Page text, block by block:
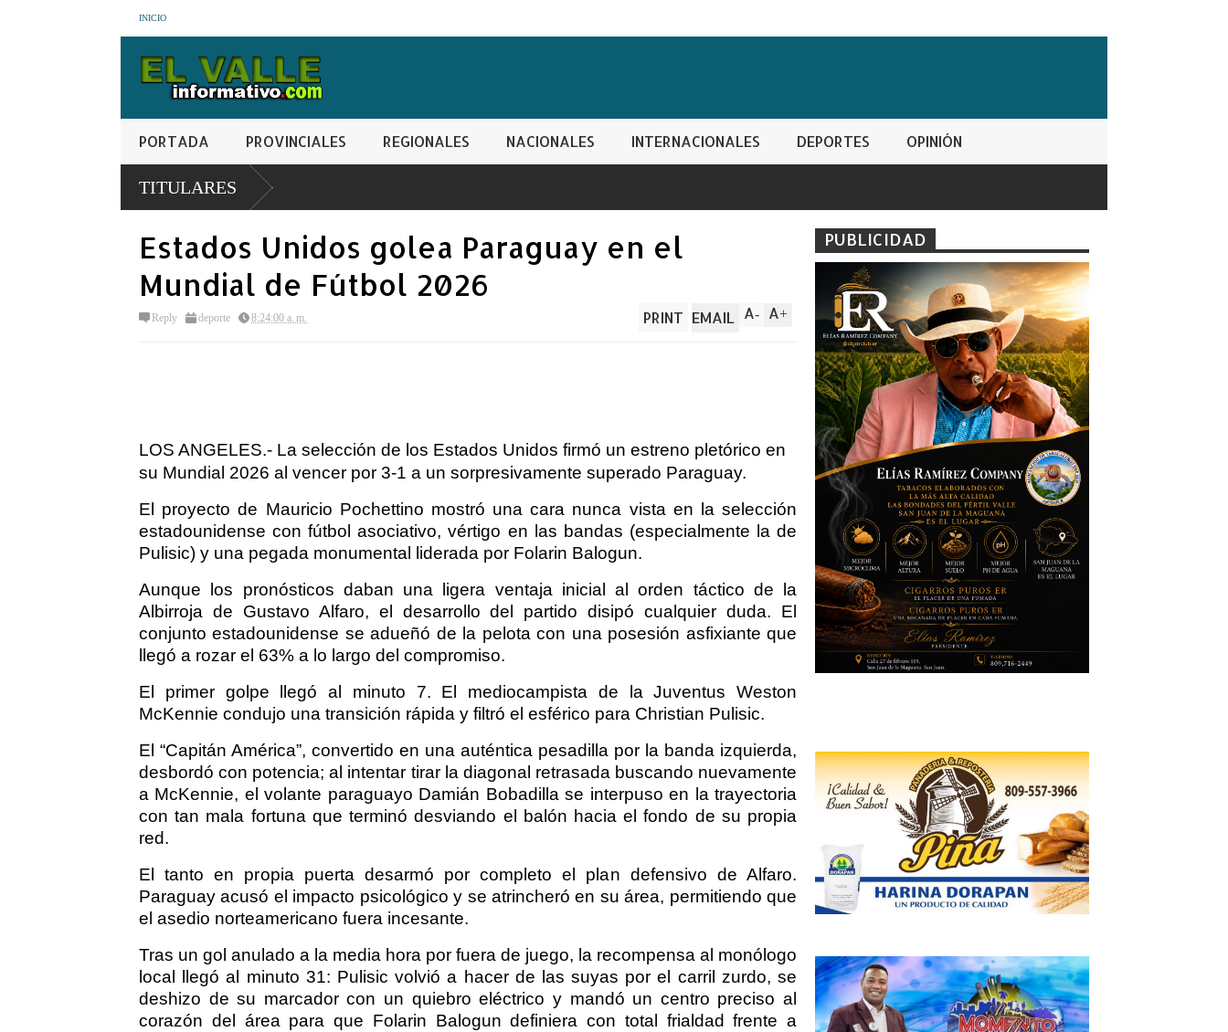
INICIO
PORTADA PROVINCIALES REGIONALES NACIONALES INTERNACIONALES DEPORTES OPINIÓN
TITULARES
Estados Unidos golea Paraguay en el
Mundial de Fútbol 2026
Reply deporte 8:24:00 a. m. A+
A-
PRINT EMAIL
LOS ANGELES.- La selección de los Estados Unidos firmó un estreno pletórico en
su Mundial 2026 al vencer por 3-1 a un sorpresivamente superado Paraguay.
El proyecto de Mauricio Pochettino mostró una cara nunca vista en la selección
estadounidense con fútbol asociativo, vértigo en las bandas (especialmente la de
Pulisic) y una pegada monumental liderada por Folarin Balogun.
Aunque los pronósticos daban una ligera ventaja inicial al orden táctico de la
Albirroja de Gustavo Alfaro, el desarrollo del partido disipó cualquier duda. El
conjunto estadounidense se adueñó de la pelota con una posesión asfixiante que
llegó a rozar el 63% a lo largo del compromiso.
El primer golpe llegó al minuto 7. El mediocampista de la Juventus Weston
McKennie condujo una transición rápida y filtró el esférico para Christian Pulisic.
El “Capitán América”, convertido en una auténtica pesadilla por la banda izquierda,
desbordó con potencia; al intentar tirar la diagonal retrasada buscando nuevamente
a McKennie, el volante paraguayo Damián Bobadilla se interpuso en la trayectoria
con tan mala fortuna que terminó desviando el balón hacia el fondo de su propia
red.
El tanto en propia puerta desarmó por completo el plan defensivo de Alfaro.
Paraguay acusó el impacto psicológico y se atrincheró en su área, permitiendo que
el asedio norteamericano fuera incesante.
Tras un gol anulado a la media hora por fuera de juego, la recompensa al monólogo
local llegó al minuto 31: Pulisic volvió a hacer de las suyas por el carril zurdo, se
deshizo de su marcador con un quiebro eléctrico y mandó un centro preciso al
corazón del área para que Folarin Balogun definiera con total frialdad frente a
PUBLICIDAD